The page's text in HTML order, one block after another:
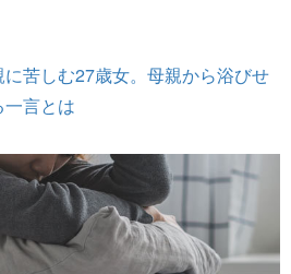
苦しむ27歳女。母親から浴びせ
言とは